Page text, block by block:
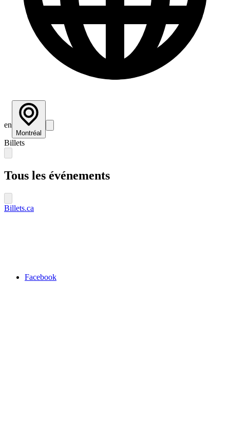
en
Montréal
Billets
Tous les événements
Billets.ca
Facebook